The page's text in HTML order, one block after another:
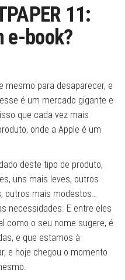
11:
e-book?
mesmo para desaparecer, e
é um mercado gigante e
que cada vez mais
onde a Apple é um
deste tipo de produto,
uns mais leves, outros
outros mais modestos…
necessidades. E entre eles
como o seu nome sugere, é
e que estamos à
e hoje chegou o momento